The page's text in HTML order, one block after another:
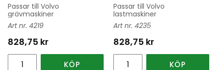
Passar till Volvo
grävmaskiner
4219
828,75 kr
KÖP
Passar till Volvo
lastmaskiner
4235
828,75 kr
KÖP